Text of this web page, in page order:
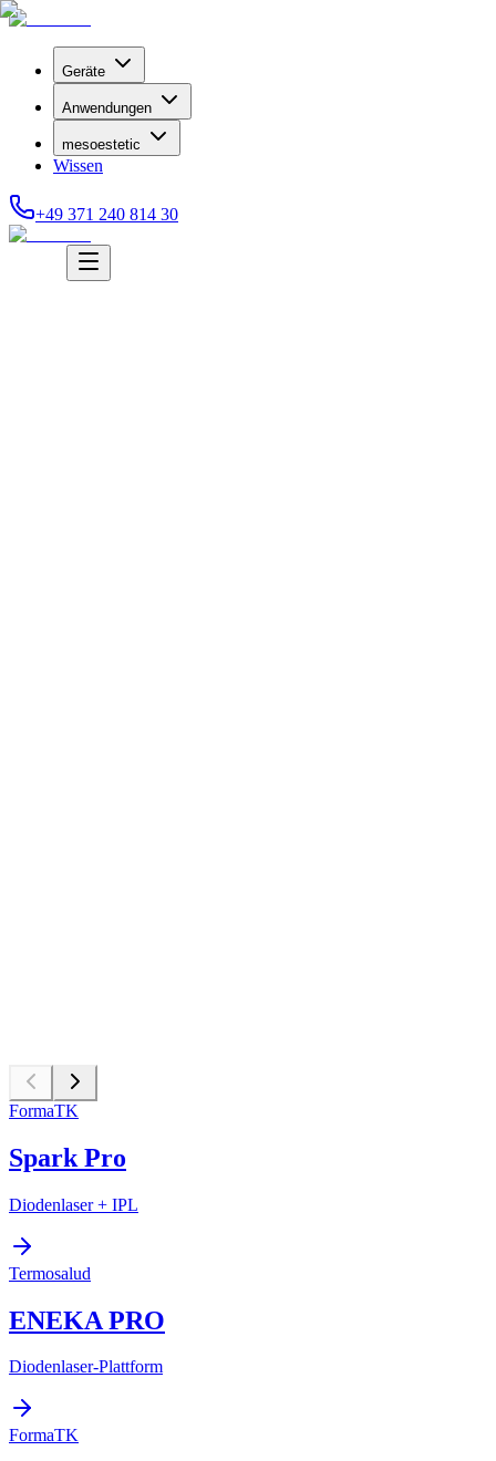
Geräte
Anwendungen
mesoestetic
Wissen
+49 371 240 814 30
FormaTK
Spark Pro
Diodenlaser + IPL
Termosalud
ENEKA PRO
Diodenlaser-Plattform
FormaTK